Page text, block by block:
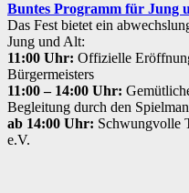
Buntes Programm für Jung
Das Fest bietet ein
Jung und Alt:
11:00 Uhr: Offizielle
Bürgermeisters
11:00 – 14:00 Uhr:
Begleitung durch den
ab 14:00 Uhr: Schwungvolle
e.V.